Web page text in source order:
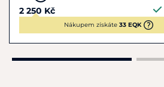
2 250 Kč
Nákupem získáte 33 EQK